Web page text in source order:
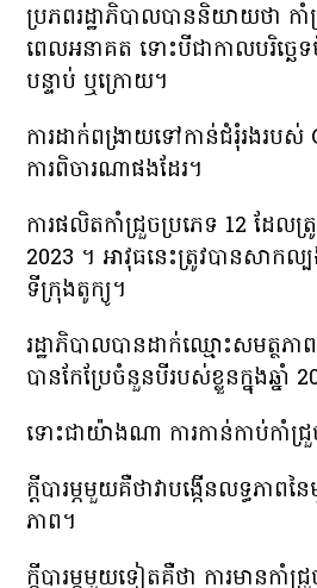
ប្រភពរដ្ឋាភិបាលបាននិយាយថា ក
ពេលអនាគត ទោះបីជាកាលបរិច្ឆេ
បន្ទាប់ ឬក្រោយ។
ការដាក់ពង្រាយទៅកាន់ជំរុំរងរប
ការពិចារណាផងដែរ។
ការផលិតកាំជ្រួចប្រភេទ 12 ដែលត្រូវ
2023 ។ អាវុធនេះត្រូវបានសាក
ទីក្រុងតូក្យូ។
រដ្ឋាភិបាល​បាន​ដាក់​ឈ្មោះ​សមត្ថ
បាន​កែប្រែ​ចំនួន​បី​របស់ខ្លួន​ក្នុង​ឆ្នាំ
ទោះ​ជា​យ៉ាង​ណា ការ​កាន់​កាប់​កាំជ្រួ
ក្តីបារម្ភមួយគឺថាវាបង្កើនលទ្ធភ
ភាព។
ក្តីបារម្ភមួយទៀតគឺថា ការមានកាំ